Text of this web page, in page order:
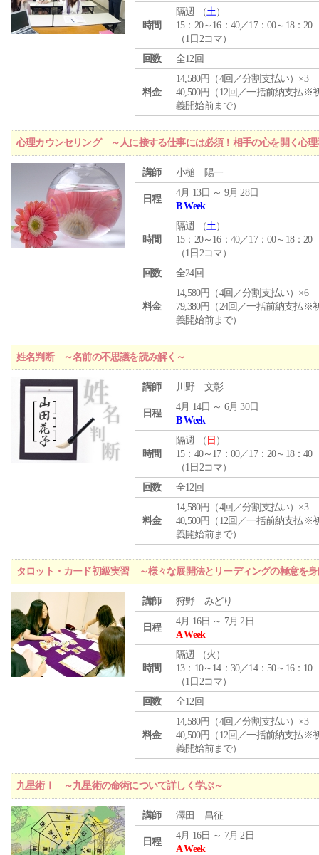
時間
隔週 （土）
15：20～16：40／17：00～18：20
（1日2コマ）
回数
全12回
料金
14,580円（4回／分割支払い）×3
40,500円（12回／一括前納支払※
義開始前まで）
心理カウンセリング ～人に接する仕事には必須！相手の心を開く心理
講師 小槌 陽一
日程
4月 13日 ～ 9月 28日
B Week
時間
隔週 （土）
15：20～16：40／17：00～18：20
（1日2コマ）
回数
全24回
料金
14,580円（4回／分割支払い）×6
79,380円（24回／一括前納支払※
義開始前まで）
姓名判断 ～名前の不思議を読み解く～
講師 川野 文彰
日程
4月 14日 ～ 6月 30日
B Week
時間
隔週 （ 日 ）
15：40～17：00／17：20～18：40
（1日2コマ）
回数
全12回
料金
14,580円（4回／分割支払い）×3
40,500円（12回／一括前納支払※
義開始前まで）
タロット・カード初級実習 ～様々な展開法とリーディングの極意を身
講師 狩野 みどり
日程
4月 16日 ～ 7月 2日
A Week
時間
隔週 （火 ）
13：10～14：30／14：50～16：10
（1日2コマ）
回数
全12回
料金
14,580円（4回／分割支払い）×3
40,500円（12回／一括前納支払※
義開始前まで）
九星術Ⅰ ～九星術の命術について詳しく学ぶ～
講師 澤田 昌征
日程
4月 16日 ～ 7月 2日
A Week